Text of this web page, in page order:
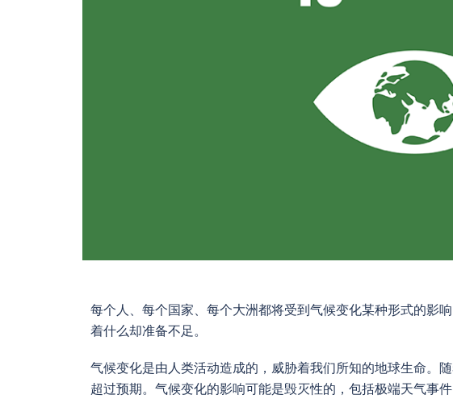
每个人、每个国家、每个大洲都将受到气候变化某种形式的影
着什么却准备不足。
气候变化是由人类活动造成的，威胁着我们所知的地球生命。
超过预期。气候变化的影响可能是毁灭性的，包括极端天气事